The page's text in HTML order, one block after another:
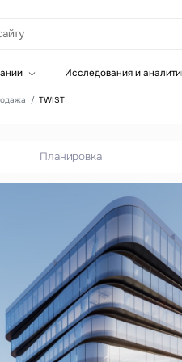
активы и девелопмент
недвижимость
консалтинг
и аналитика
проектами строительства
Исследования и
TWIST
Планировка
Это
Введен
Это